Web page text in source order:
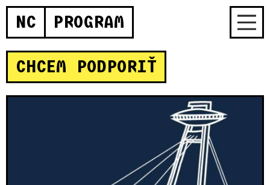
NC PROGRAM
CHCEM PODPORIŤ